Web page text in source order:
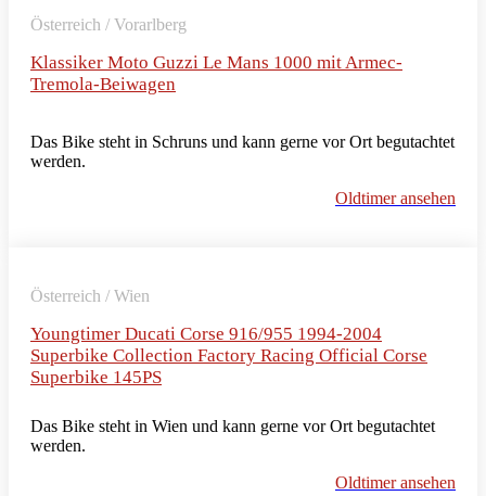
Österreich / Vorarlberg
Klassiker Moto Guzzi Le Mans 1000 mit Armec-
Tremola-Beiwagen
Das Bike steht in Schruns und kann gerne vor Ort begutachtet
werden.
Oldtimer ansehen
Österreich / Wien
Youngtimer Ducati Corse 916/955 1994-2004
Superbike Collection Factory Racing Official Corse
Superbike 145PS
Das Bike steht in Wien und kann gerne vor Ort begutachtet
werden.
Oldtimer ansehen